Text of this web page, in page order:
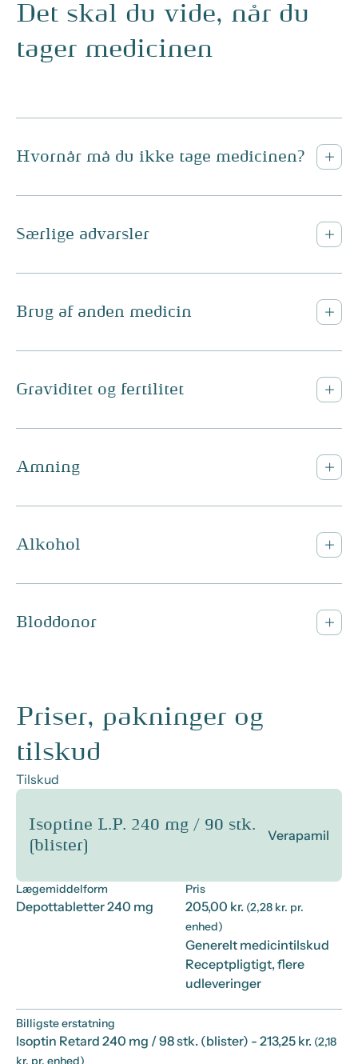
Det skal du vide, når du
tager medicinen
Hvornår må du ikke tage medicinen?
Særlige advarsler
Brug af anden medicin
Graviditet og fertilitet
Amning
Alkohol
Bloddonor
Priser, pakninger og
tilskud
Tilskud
Isoptine L.P. 240 mg / 90 stk.
(blister)
Verapamil
Lægemiddelform
Depottabletter 240 mg
Pris
205,00 kr. (2,28 kr. pr.
enhed)
Generelt medicintilskud
Receptpligtigt, flere
udleveringer
Billigste erstatning
Isoptin Retard 240 mg / 98 stk. (blister) - 213,25 kr. (2,18
kr. pr. enhed)